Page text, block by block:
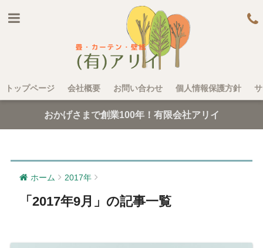
トップページ 会社概要 お問い合わせ 個人情報保護方針
おかげさまで創業100年！有限会社アリイ
ホーム 2017年
「2017年9月」の記事一覧